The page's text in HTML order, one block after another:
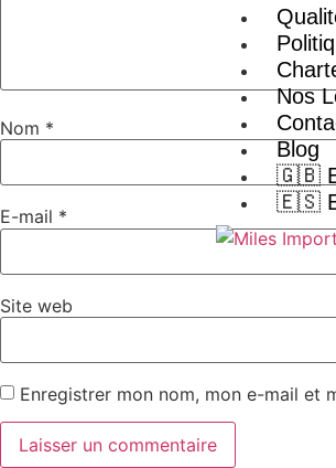
Nos
Blog
🇬🇧
🇪🇸
Nom *
E-mail *
Site web
Enregistrer mon nom, mon e-mail et